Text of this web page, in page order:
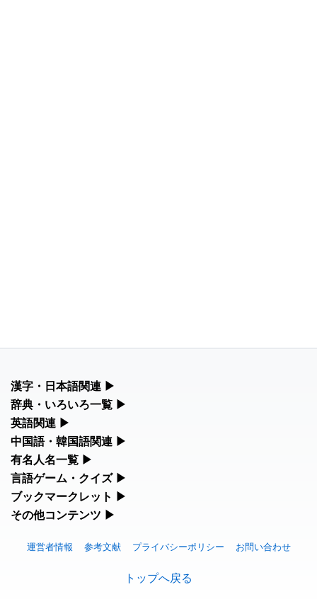
漢字・日本語関連 ▶
漢字の読み方検索、手書き入力、書き順練習など、日本語学習に
人名漢字辞典 - 読み方検索
漢字の書き方・書き順 書き取り練習帳
辞典・いろいろ一覧 ▶
部首・画数別の漢字一覧、熟語辞典、地名・駅名検索など、各種
リファレンスツールです。
画数別なまえ漢字一覧
名前イメージイラスト一覧
英語関連 ▶
カタカナ語・略語の意味検索、発音記号、リスニング練習など英
カタカナ語の意味・発音・類語辞典
英単語リスニングテスト
イメージ化する英単語の覚え方
中国語・韓国語関連 ▶
中国語のピンイン変換、韓国語の手書き入力など、アジア言語学
手書き中国語入力 変換ツール
外国語翻訳ツール
有名人名一覧 ▶
海外セレブやスポーツ選手の名前の読み方・発音を確認できま
海外有名人の苗字・名前一覧と発音 🔊
プレミアリーグ選手名一覧
WEリーグ選手名一覧
言語ゲーム・クイズ ▶
四字熟語パズルや漢字クイズなど、楽しみながら学べるゲームで
ブックマークレット ▶
ブラウザに登録して、どのサイトからでも漢字や英語を検索でき
漢字読み方検索ブックマークレット
英語・カタカナ語意味検索ブックマークレット
その他コンテンツ ▶
す。
絵文字の意味と使い方
運営者情報 参考文献 プライバシーポリシー お問い合わせ
トップへ戻る